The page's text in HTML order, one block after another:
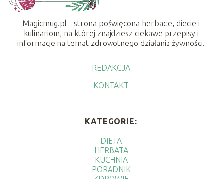
Magicmug.pl - strona poświęcona herbacie, diecie i
kulinariom, na której znajdziesz ciekawe przepisy i
informacje na temat zdrowotnego działania żywności.
REDAKCJA
KONTAKT
KATEGORIE:
DIETA
HERBATA
KUCHNIA
PORADNIK